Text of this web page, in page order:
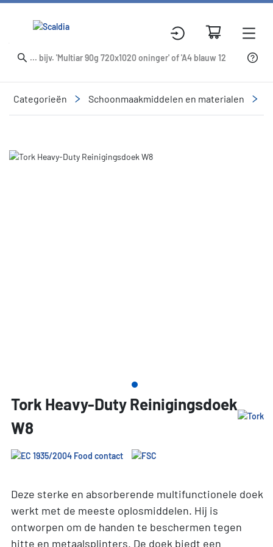
Categorieën Schoonmaakmiddelen en materialen
Slide 1 of 1
Tork Heavy-Duty Reinigingsdoek
W8
Deze sterke en absorberende multifunctionele doek
werkt met de meeste oplosmiddelen. Hij is
ontworpen om de handen te beschermen tegen
hitte en metaalsplinters. De doek biedt een